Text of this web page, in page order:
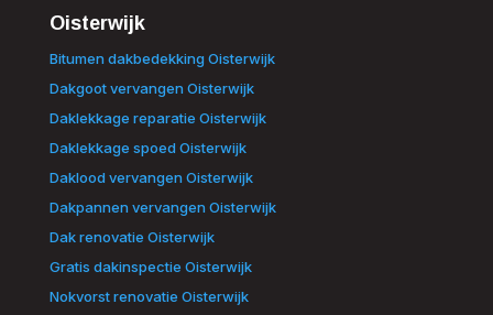
Oisterwijk
Bitumen dakbedekking Oisterwijk
Dakgoot vervangen Oisterwijk
Daklekkage reparatie Oisterwijk
Daklekkage spoed Oisterwijk
Daklood vervangen Oisterwijk
Dakpannen vervangen Oisterwijk
Dak renovatie Oisterwijk
Gratis dakinspectie Oisterwijk
Nokvorst renovatie Oisterwijk